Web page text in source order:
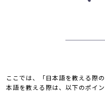
ここでは、「日本語を教える際
本語を教える際は、以下のポイ